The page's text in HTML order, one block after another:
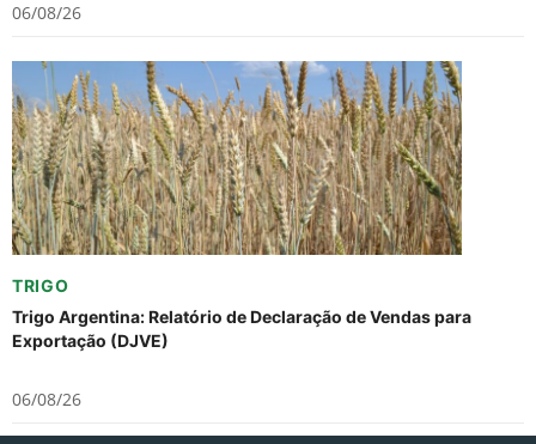
06/08/26
TRIGO
Trigo Argentina: Relatório de Declaração de Vendas para
Exportação (DJVE)
06/08/26